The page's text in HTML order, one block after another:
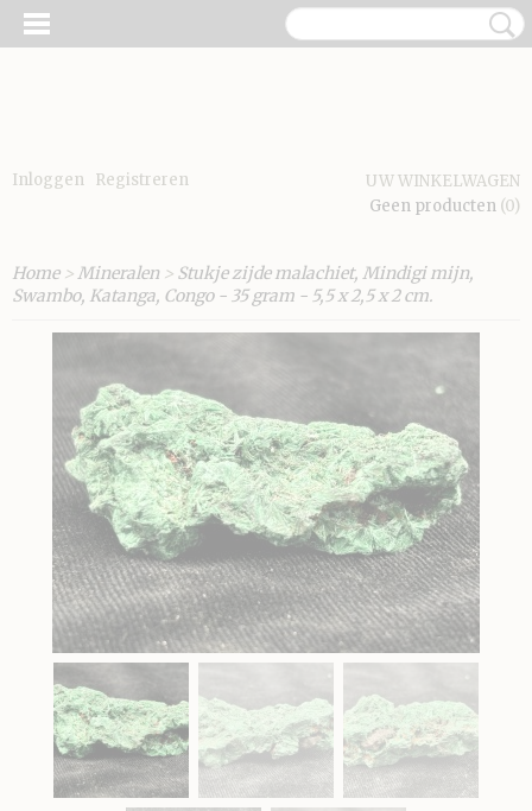
Inloggen Registreren
UW WINKELWAGEN
Geen producten (0)
Home>Mineralen > Stukje zijde malachiet, Mindigi mijn,
Swambo, Katanga, Congo - 35 gram - 5,5 x 2,5 x 2 cm.